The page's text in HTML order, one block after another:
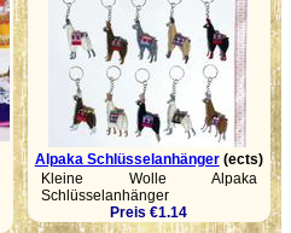
Alpaka Schlüsselanhänger(ects)
Kleine Wolle Alpaka
Schlüsselanhänger
Preis €1.14